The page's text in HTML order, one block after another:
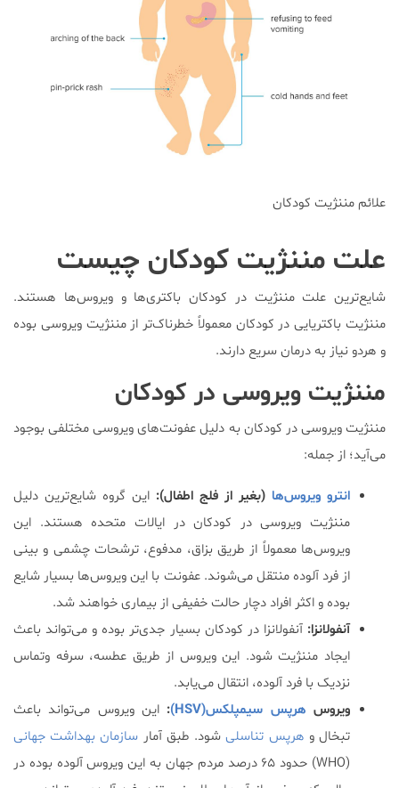
علائم مننژیت کودکان
علت مننژیت کودکان چیست
شایع‌ترین علت مننژیت در کودکان باکتری‌ها و ویروس‌ها هستند.
مننژیت باکتریایی در کودکان معمولاً خطرناک‌تر از مننژیت ویروسی بوده
و هردو نیاز به درمان سریع دارند.
مننژیت ویروسی در کودکان
مننژیت ویروسی در کودکان به دلیل عفونت‌های ویروسی مختلفی بوجود
می‌آید؛ از جمله:
انترو ویروس‌ها (بغیر از فلج اطفال): این گروه شایع‌ترین دلیل
مننژیت ویروسی در کودکان در ایالات متحده هستند. این
ویروس‌ها معمولاً از طریق بزاق، مدفوع، ترشحات چشمی و بینی
از فرد آلوده منتقل می‌شوند. عفونت با این ویروس‌ها بسیار شایع
بوده و اکثر افراد دچار حالت خفیفی از بیماری خواهند شد.
آنفولانزا:آنفولانزا در کودکان بسیار جدی‌تر بوده و می‌تواند باعث
ایجاد مننژیت شود. این ویروس از طریق عطسه، سرفه و‌تماس
نزدیک با فرد آلوده، انتقال می‌یابد.
ویروس هرپس سیمپلکس(HSV) : این ویروس می‌تواند باعث
تبخال و هرپس تناسلیشود. طبق آمار سازمان بهداشت جهانی
(WHO) حدود ۶۵ درصد مردم جهان به این ویروس آلوده بوده در